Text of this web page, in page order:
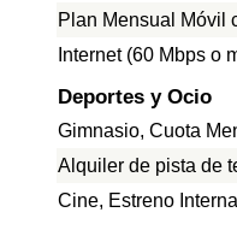
Plan Mensual Móvil
Internet (60 Mbps o
Deportes y Ocio
Gimnasio, Cuota
Alquiler de pista de
Cine, Estreno